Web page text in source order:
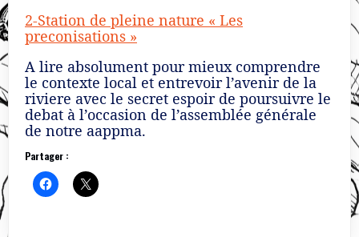
2-Station de pleine nature « Les
preconisations »
A lire absolument pour mieux comprendre
le contexte local et entrevoir l’avenir de la
riviere avec le secret espoir de poursuivre le
debat à l’occasion de l’assemblée générale
de notre aappma.
Partager :